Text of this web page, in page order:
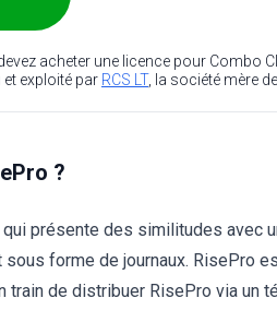
acheter une licence pour Combo
exploité par RCS LT, la société mère
?
présente des similitudes avec
forme de journaux. RisePro
train de distribuer RisePro via un